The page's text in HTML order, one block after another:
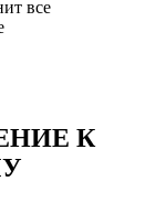
все
К